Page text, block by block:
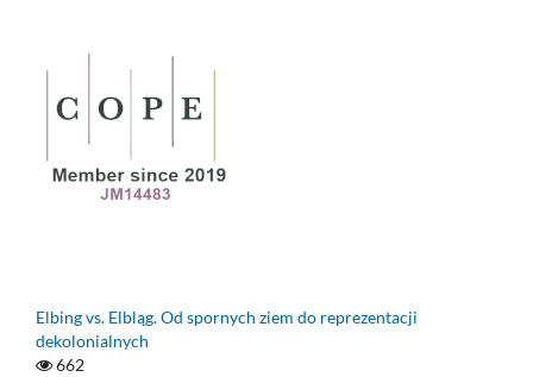
Elbing vs. Elbląg. Od spornych ziem do reprezentacji
dekolonialnych
662